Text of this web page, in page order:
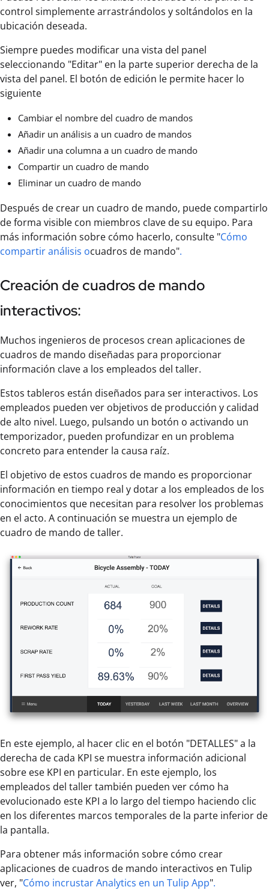
control simplemente arrastrándolos y soltándolos en la
ubicación deseada.
Siempre puedes modificar una vista del panel
seleccionando "Editar" en la parte superior derecha de la
vista del panel. El botón de edición le permite hacer lo
siguiente
Cambiar el nombre del cuadro de mandos
Añadir un análisis a un cuadro de mandos
Añadir una columna a un cuadro de mando
Compartir un cuadro de mando
Eliminar un cuadro de mando
Después de crear un cuadro de mando, puede compartirlo
de forma visible con miembros clave de su equipo. Para
más información sobre cómo hacerlo, consulte "Cómo
compartir análisis ocuadros de mando".
Creación de cuadros de mando
interactivos:
Muchos ingenieros de procesos crean aplicaciones de
cuadros de mando diseñadas para proporcionar
información clave a los empleados del taller.
Estos tableros están diseñados para ser interactivos. Los
empleados pueden ver objetivos de producción y calidad
de alto nivel. Luego, pulsando un botón o activando un
temporizador, pueden profundizar en un problema
concreto para entender la causa raíz.
El objetivo de estos cuadros de mando es proporcionar
información en tiempo real y dotar a los empleados de los
conocimientos que necesitan para resolver los problemas
en el acto. A continuación se muestra un ejemplo de
cuadro de mando de taller.
En este ejemplo, al hacer clic en el botón "DETALLES" a la
derecha de cada KPI se muestra información adicional
sobre ese KPI en particular. En este ejemplo, los
empleados del taller también pueden ver cómo ha
evolucionado este KPI a lo largo del tiempo haciendo clic
en los diferentes marcos temporales de la parte inferior de
la pantalla.
Para obtener más información sobre cómo crear
aplicaciones de cuadros de mando interactivos en Tulip
ver, "Cómo incrustar Analytics en un Tulip App".